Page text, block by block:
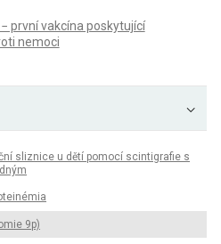
první vakcína poskytující
nemoci
sliznice u dětí pomocí scintigrafie s
9p)